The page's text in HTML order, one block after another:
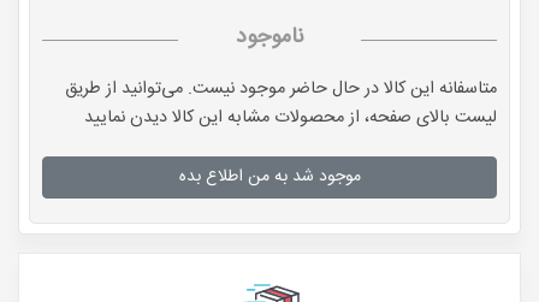
ناموجود
متاسفانه این کالا در حال حاضر موجود نیست. می‌توانید از طریق
لیست بالای صفحه، از محصولات مشابه این کالا دیدن نمایید
موجود شد به من اطلاع بده